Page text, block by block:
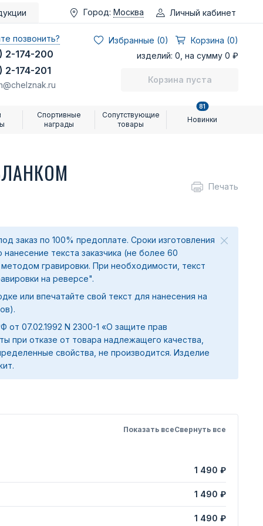
Город: Москва Личный кабинет
позвонить?
2-174-200
2-174-201
Избранные (0)
Корзина (0)
изделий: 0, на сумму 0 ₽
Корзина пуста
Спортивные
награды
Сопутствующие
товары
Новинки
81
Печать
заказ по 100% предоплате. Сроки изготовления
текста заказчика (не более 60
гравировки. При необходимости, текст
на реверсе".
или впечатайте свой текст для нанесения на
от 07.02.1992 N 2300-1 «О защите прав
при отказе от товара надлежащего качества,
свойства, не производится. Изделие
Показать всеСвернуть все
1 490 ₽
1 490 ₽
1 490 ₽